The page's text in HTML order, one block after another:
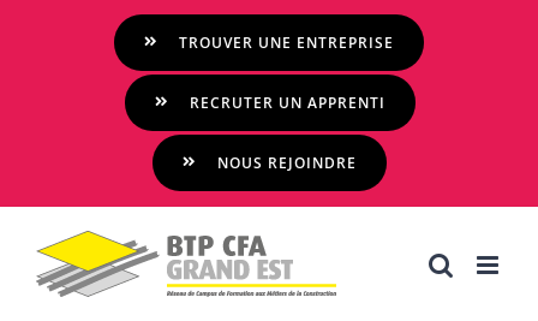
TROUVER UNE ENTREPRISE
RECRUTER UN APPRENTI
NOUS REJOINDRE